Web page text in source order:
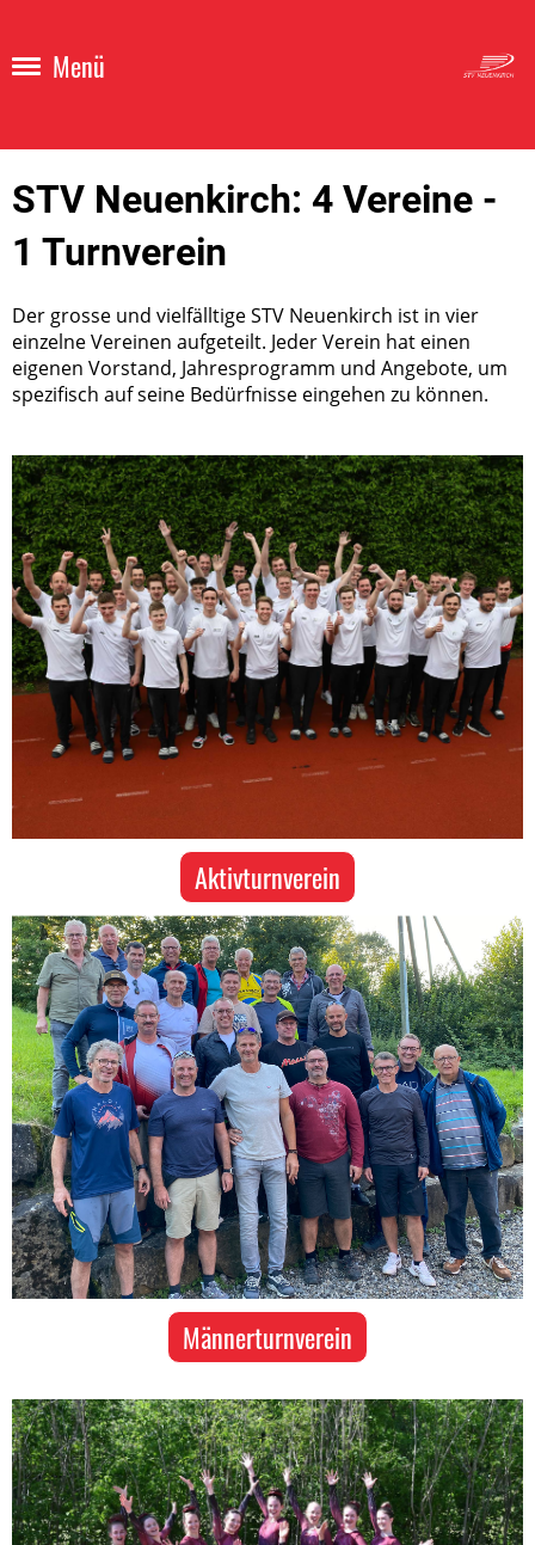
Menü
STV Neuenkirch: 4 Vereine -
1 Turnverein
Der grosse und vielfälltige STV Neuenkirch ist in vier
einzelne Vereinen aufgeteilt. Jeder Verein hat einen
eigenen Vorstand, Jahresprogramm und Angebote, um
spezifisch auf seine Bedürfnisse eingehen zu können.
Aktivturnverein
Männerturnverein